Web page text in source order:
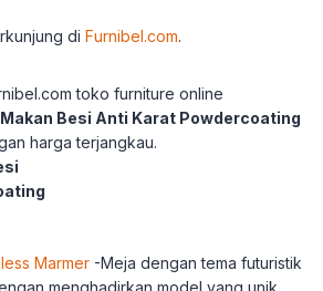
jung di Furnibel.com.
toko furniture online
Besi Anti Karat Powdercoating
harga terjangkau.
Marmer -Meja dengan tema futuristik
menghadirkan model yang unik